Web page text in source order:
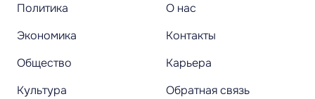
Политика
Экономика
Общество
Культура
О нас
Контакты
Карьера
Обратная связь